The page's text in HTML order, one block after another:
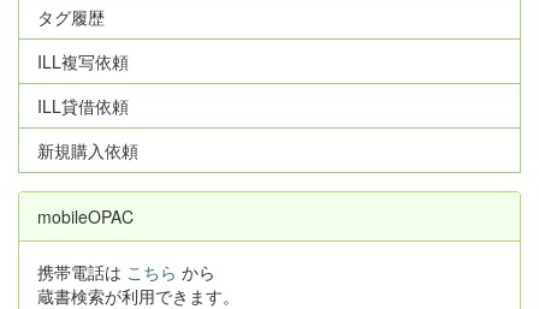
タグ履歴
ILL複写依頼
ILL貸借依頼
新規購入依頼
mobileOPAC
携帯電話は こちら から
蔵書検索が利用できます。